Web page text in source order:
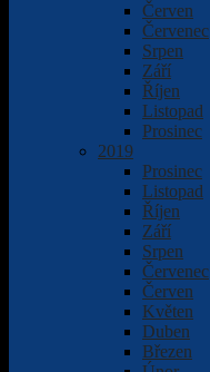
Červen
Červenec
Srpen
Září
Říjen
Listopad
Prosinec
2019
Prosinec
Listopad
Říjen
Září
Srpen
Červenec
Červen
Květen
Duben
Březen